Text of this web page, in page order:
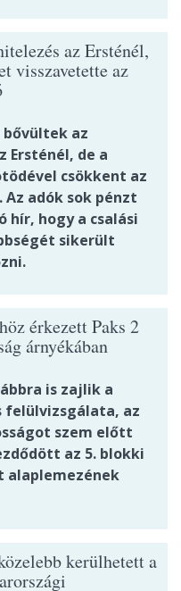
az Ersténél,
visszavetette az
az
Ersténél, de a
csökkent az
Az adók sok pénzt
hír, hogy a csalási
sikerült
érkezett Paks 2
árnyékában
is zajlik a
az
szem előtt
az 5. blokki
alaplemezének
kerülhetett a